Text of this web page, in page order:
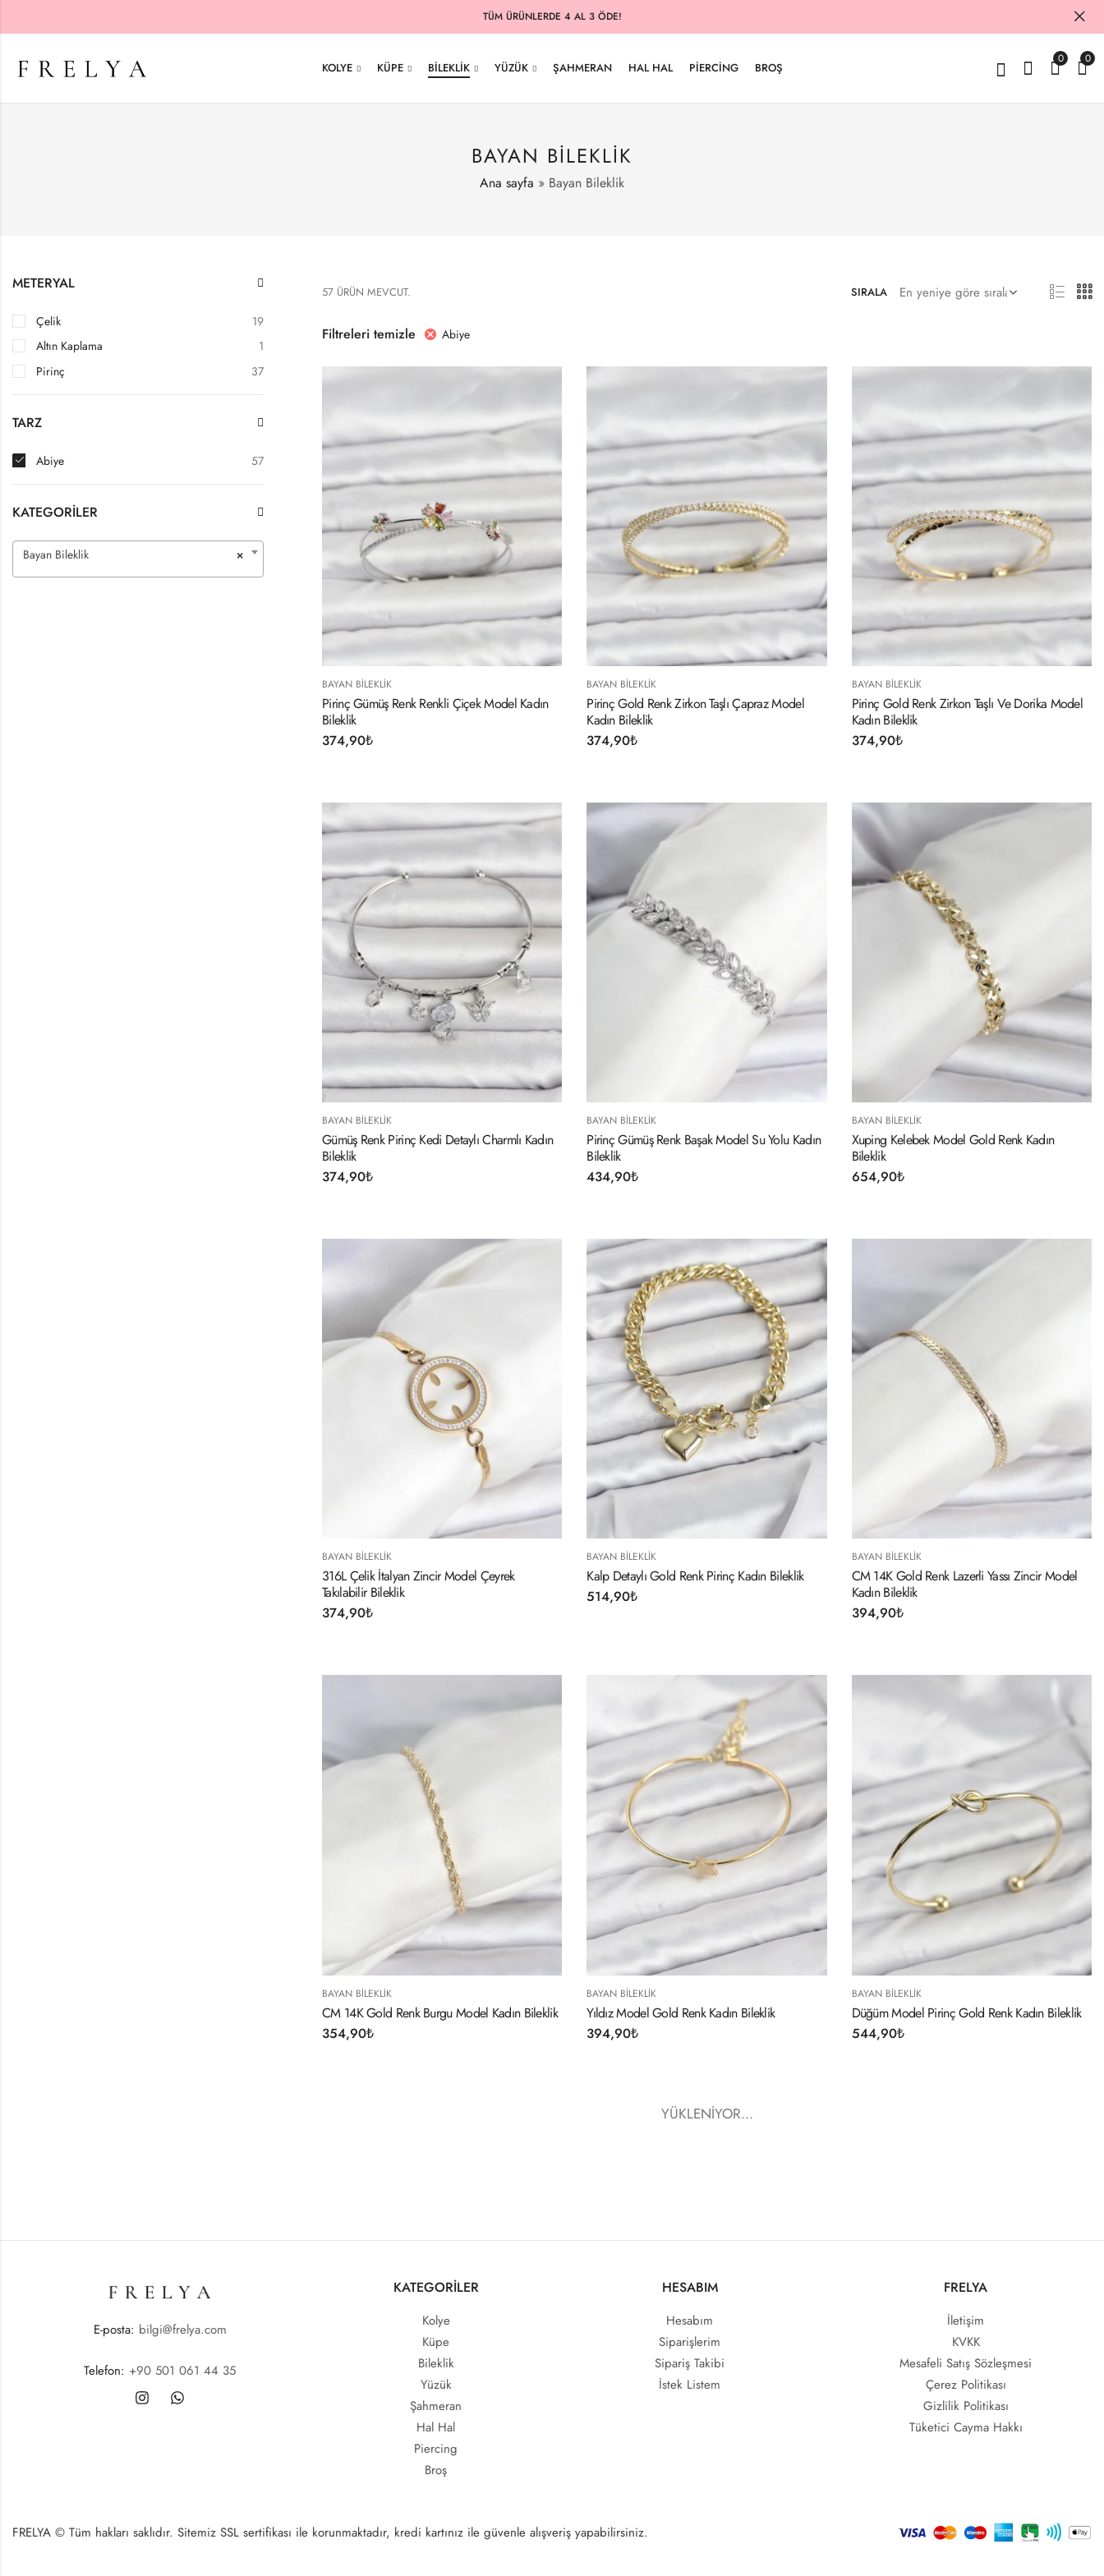
TÜM ÜRÜNLERDE 4 AL 3 ÖDE!
KOLYE KÜPE BILEKLIK YÜZÜK ŞAHMERAN HAL HAL PIERCING BROŞ
0 0
BAYAN BILEKLIK
Ana sayfa » Bayan Bileklik
57 ÜRÜN MEVCUT. SIRALA
Filtreleri temizle Abiye
BAYAN BILEKLIK
Pirinç Gümüş Renk Renkli Çiçek Model Kadın
Bileklik
374,90₺
BAYAN BILEKLIK
Pirinç Gold Renk Zirkon Taşlı Çapraz Model
Kadın Bileklik
374,90₺
BAYAN BILEKLIK
Pirinç Gold Renk Zirkon Taşlı Ve Dorika Model
Kadın Bileklik
374,90₺
BAYAN BILEKLIK
Gümüş Renk Pirinç Kedi Detaylı Charmlı Kadın
Bileklik
374,90₺
BAYAN BILEKLIK
Pirinç Gümüş Renk Başak Model Su Yolu Kadın
Bileklik
434,90₺
BAYAN BILEKLIK
Xuping Kelebek Model Gold Renk Kadın
Bileklik
654,90₺
BAYAN BILEKLIK
316L Çelik İtalyan Zincir Model Çeyrek
Takılabilir Bileklik
374,90₺
BAYAN BILEKLIK
Kalp Detaylı Gold Renk Pirinç Kadın Bileklik
514,90₺
BAYAN BILEKLIK
CM 14K Gold Renk Lazerli Yassı Zincir Model
Kadın Bileklik
394,90₺
BAYAN BILEKLIK
CM 14K Gold Renk Burgu Model Kadın Bileklik
354,90₺
BAYAN BILEKLIK
Yıldız Model Gold Renk Kadın Bileklik
394,90₺
BAYAN BILEKLIK
Düğüm Model Pirinç Gold Renk Kadın Bileklik
544,90₺
YÜKLENIYOR...
METERYAL
Çelik
19
Altın Kaplama
1
Pirinç
37
TARZ
Abiye 57
KATEGORILER
×
Bayan Bileklik
E-posta: bilgi@frelya.com
Telefon: +90 501 061 44 35
KATEGORİLER
Kolye
Küpe
Bileklik
Yüzük
Şahmeran
Hal Hal
Piercing
Broş
HESABIM
Hesabım
Siparişlerim
Sipariş Takibi
İstek Listem
FRELYA
İletişim
KVKK
Mesafeli Satış Sözleşmesi
Çerez Politikası
Gizlilik Politikası
Tüketici Cayma Hakkı
FRELYA © Tüm hakları saklıdır. Sitemiz SSL sertifikası ile korunmaktadır, kredi kartınız ile güvenle alışveriş yapabilirsiniz.